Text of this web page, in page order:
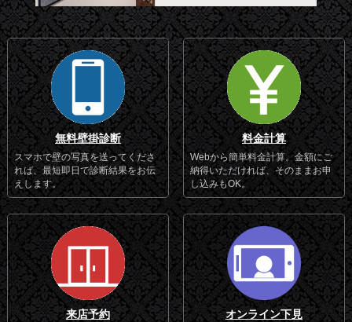
無料壁掛診断
スマホで壁の写真を送ってくださ
れば、最短即日で診断結果をお伝
えします。
料金計算
Webから簡単料金計算。金額にご
納得いただければ、そのままお申
し込みもOK。
来店予約 オンライン下見